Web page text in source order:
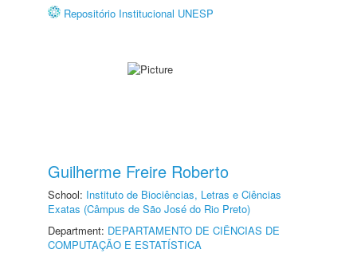
Repositório Institucional UNESP
Guilherme Freire Roberto
School: Instituto de Biociências, Letras e Ciências
Exatas (Câmpus de São José do Rio Preto)
Department: DEPARTAMENTO DE CIÊNCIAS DE
COMPUTAÇÃO E ESTATÍSTICA